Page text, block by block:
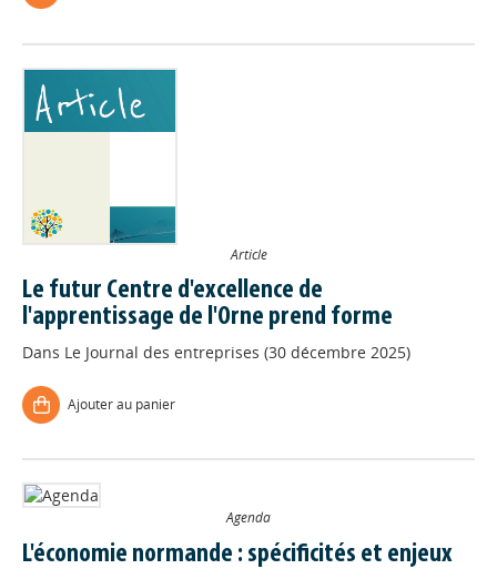
Article
Le futur Centre d'excellence de
l'apprentissage de l'Orne prend forme
Dans Le Journal des entreprises (30 décembre 2025)
Ajouter au panier
Agenda
L'économie normande : spécificités et enjeux